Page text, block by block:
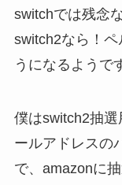
switchでは残念
switch2なら！ペ
うになるようで
僕はswitch2抽
ールアドレスの
で、amazonに